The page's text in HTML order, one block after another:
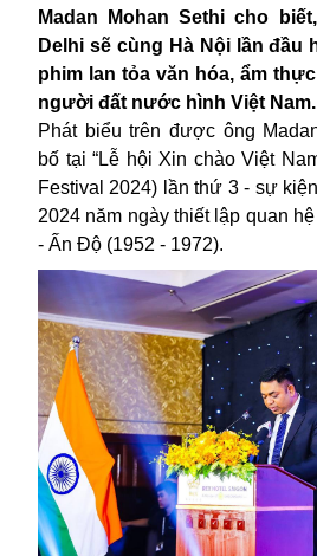
Madan Mohan Sethi cho
Delhi sẽ cùng Hà Nội lần đầu
phim lan tỏa văn hóa, ẩm
người đất nước hình Việt Nam.
Phát biểu trên được ông
bố tại “Lễ hội Xin chào Việt
Festival 2024) lần thứ 3 - sự
2024 năm ngày thiết lập quan
- Ấn Độ (1952 - 1972).